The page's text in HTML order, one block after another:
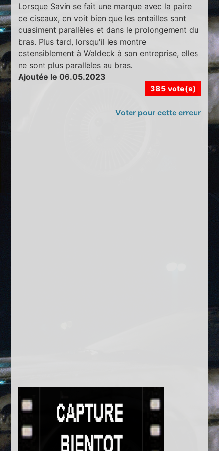
Lorsque Savin se fait une marque avec la paire
de ciseaux, on voit bien que les entailles sont
quasiment parallèles et dans le prolongement du
bras. Plus tard, lorsqu'il les montre
ostensiblement à Waldeck à son entreprise, elles
ne sont plus parallèles au bras.
Ajoutée le 06.05.2023
385 vote(s)
Voter pour cette erreur